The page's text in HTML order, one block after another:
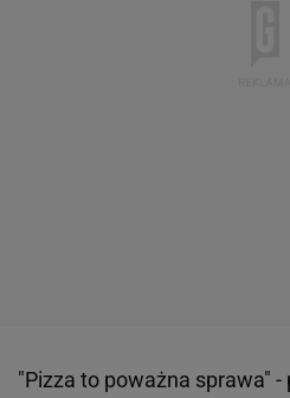
"Pizza to poważna sprawa"